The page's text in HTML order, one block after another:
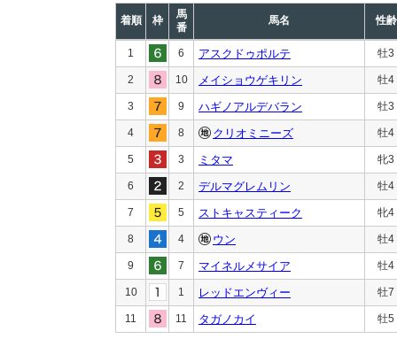
着順 枠
馬
番
馬名 性齢
1 6 アスクドゥポルテ 牡3
2 10 メイショウゲキリン 牡4
3 9 ハギノアルデバラン 牡3
4 8 クリオミニーズ 牡4
5 3 ミタマ 牝3
6 2 デルマグレムリン 牡4
7 5 ストキャスティーク 牝4
8 4 ウン 牡4
9 7 マイネルメサイア 牡4
10 1 レッドエンヴィー 牡7
11 11 タガノカイ 牡5